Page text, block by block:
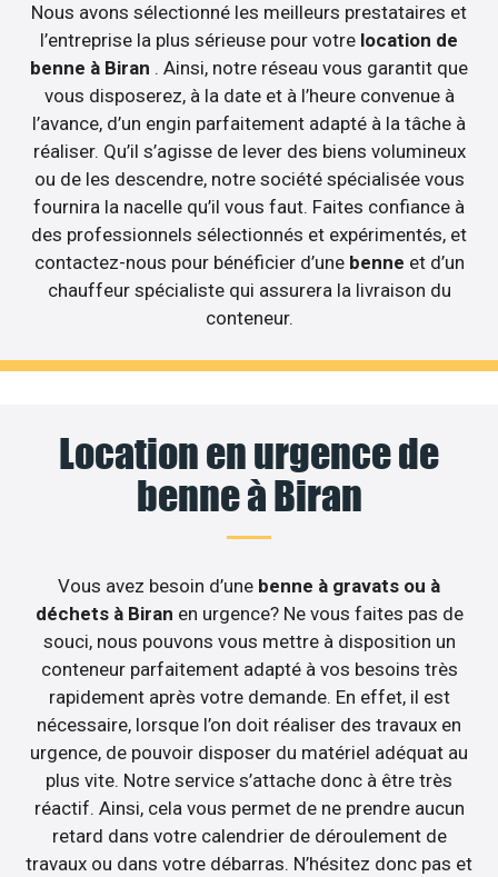
Nous avons sélectionné les meilleurs prestataires et
l’entreprise la plus sérieuse pour votre location de
benne à Biran . Ainsi, notre réseau vous garantit que
vous disposerez, à la date et à l’heure convenue à
l’avance, d’un engin parfaitement adapté à la tâche à
réaliser. Qu’il s’agisse de lever des biens volumineux
ou de les descendre, notre société spécialisée vous
fournira la nacelle qu’il vous faut. Faites confiance à
des professionnels sélectionnés et expérimentés, et
contactez-nous pour bénéficier d’une benne et d’un
chauffeur spécialiste qui assurera la livraison du
conteneur.
Location en urgence de
benne à Biran
Vous avez besoin d’une benne à gravats ou à
déchets à Biran en urgence? Ne vous faites pas de
souci, nous pouvons vous mettre à disposition un
conteneur parfaitement adapté à vos besoins très
rapidement après votre demande. En effet, il est
nécessaire, lorsque l’on doit réaliser des travaux en
urgence, de pouvoir disposer du matériel adéquat au
plus vite. Notre service s’attache donc à être très
réactif. Ainsi, cela vous permet de ne prendre aucun
retard dans votre calendrier de déroulement de
travaux ou dans votre débarras. N’hésitez donc pas et